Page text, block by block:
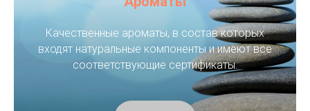
Качественные ароматы, в состав которых
входят натуральные компоненты и имеют все
соответствующие сертификаты.